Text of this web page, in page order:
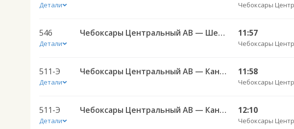
Детали
546
Детали
Чебоксары Центральный АВ — Шемурша с. ДКП 546 11:57
511-Э
Детали
Чебоксары Центральный АВ — Канаш АВ 511-ЭЭ 11:58
511-Э
Детали
Чебоксары Центральный АВ — Канаш АВ 511-ЭЭ 12:10